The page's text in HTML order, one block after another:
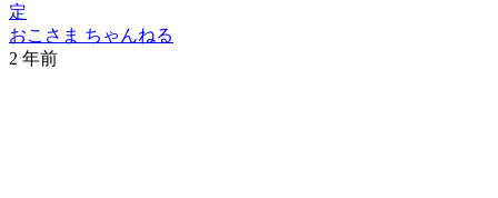
定
おこさま ちゃんねる
2 年前